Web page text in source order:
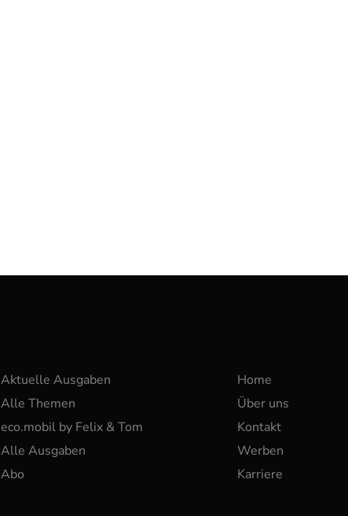
Aktuelle Ausgaben
Alle Themen
eco.mobil by Felix & Tom
Alle Ausgaben
Abo
Home
Über uns
Kontakt
Werben
Karriere